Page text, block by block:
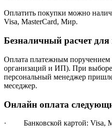
Оплатить покупки можно
Visa, MasterCard, Мир.
Безналичный расчет
Оплата платежным поручением
организаций и ИП). При
персональный менеджер
меседжер.
Онлайн оплата
· Банковской картой: Visa,